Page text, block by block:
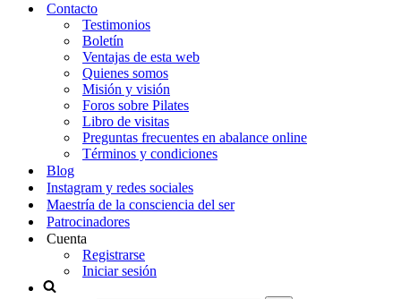
Contacto
Testimonios
Boletín
Ventajas de esta web
Quienes somos
Misión y visión
Foros sobre Pilates
Libro de visitas
Preguntas frecuentes en abalance online
Términos y condiciones
Blog
Instagram y redes sociales
Maestría de la consciencia del ser
Patrocinadores
Cuenta
Registrarse
Iniciar sesión